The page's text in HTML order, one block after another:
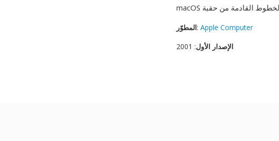
المطوّر: Apple Computer
الإصدار الأول: 2001